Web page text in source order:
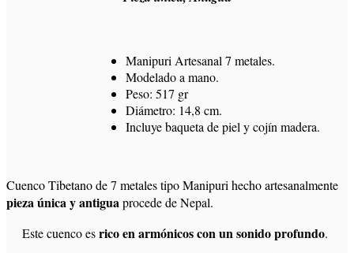
Manipuri Artesanal 7 metales.
Modelado a mano.
Peso: 517 gr
Diámetro: 14,8 cm.
Incluye baqueta de piel y cojín madera.
Cuenco Tibetano de 7 metales tipo Manipuri hecho artesanalmente
pieza única y antigua procede de Nepal.
Este cuenco esrico en armónicos con un sonido profundo.